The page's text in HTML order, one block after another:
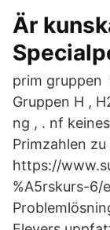
Är
prim gruppen
Gruppen H ,
ng , . nf
Primzahlen
https://
%A5rskurs-6/